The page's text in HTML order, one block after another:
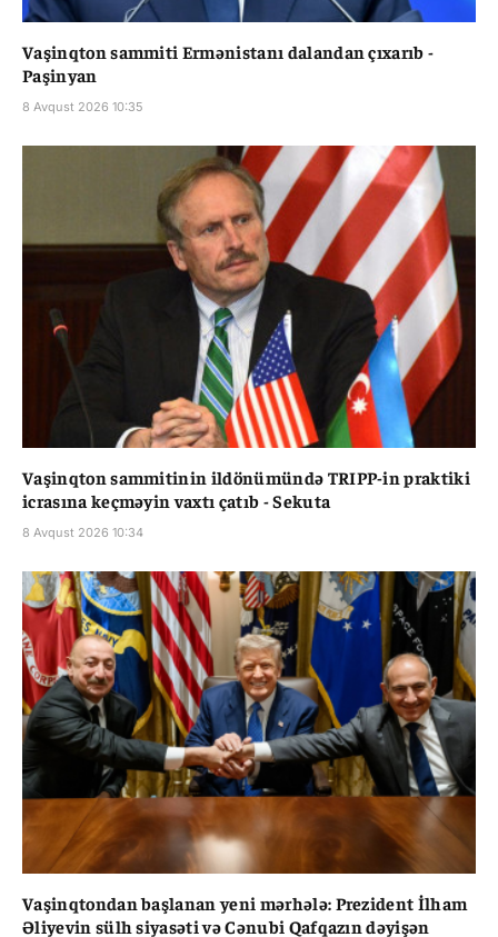
Vaşinqton sammiti Ermənistanı dalandan çıxarıb -
Paşinyan
8 Avqust 2026 10:35
Vaşinqton sammitinin ildönümündə TRIPP-in praktiki
icrasına keçməyin vaxtı çatıb - Sekuta
8 Avqust 2026 10:34
Vaşinqtondan başlanan yeni mərhələ: Prezident İlham
Əliyevin sülh siyasəti və Cənubi Qafqazın dəyişən